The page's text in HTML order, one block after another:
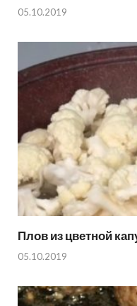
05.10.2019
Плов из цветной
05.10.2019